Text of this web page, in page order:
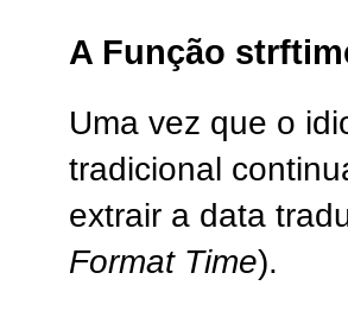
A Função
Uma vez que o
tradicional
extrair a data
Format Time).